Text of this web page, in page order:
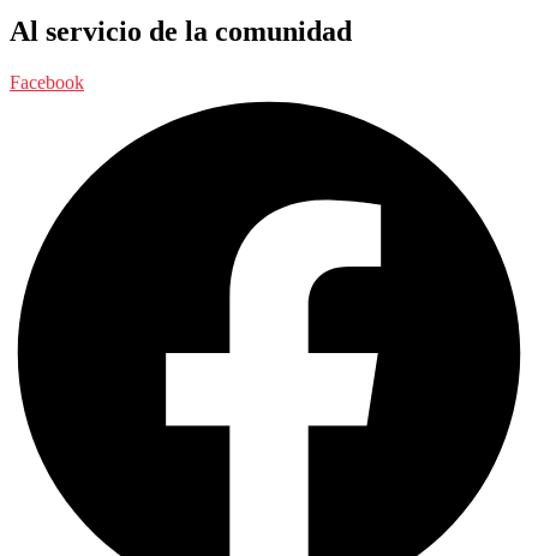
Al servicio de la comunidad
Facebook